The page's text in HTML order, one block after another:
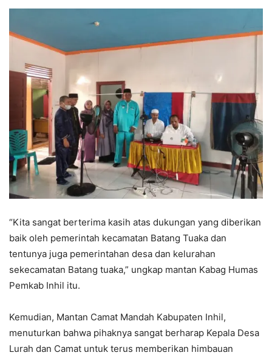
“Kita sangat berterima kasih atas dukungan yang diberikan
baik oleh pemerintah kecamatan Batang Tuaka dan
tentunya juga pemerintahan desa dan kelurahan
sekecamatan Batang tuaka,” ungkap mantan Kabag Humas
Pemkab Inhil itu.
Kemudian, Mantan Camat Mandah Kabupaten Inhil,
menuturkan bahwa pihaknya sangat berharap Kepala Desa
Lurah dan Camat untuk terus memberikan himbauan